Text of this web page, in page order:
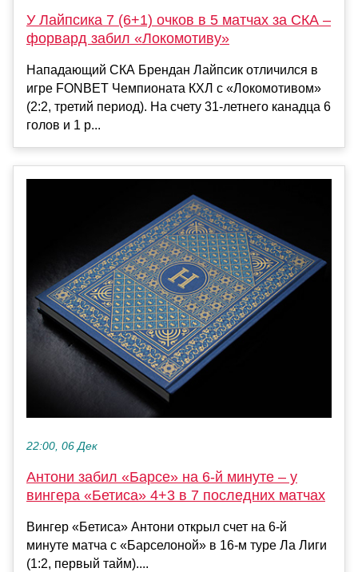
У Лайпсика 7 (6+1) очков в 5 матчах за СКА –
форвард забил «Локомотиву»
Нападающий СКА Брендан Лайпсик отличился в
игре FONBET Чемпионата КХЛ с «Локомотивом»
(2:2, третий период). На счету 31-летнего канадца 6
голов и 1 р...
22:00, 06 Дек
Антони забил «Барсе» на 6-й минуте – у
вингера «Бетиса» 4+3 в 7 последних матчах
Вингер «Бетиса» Антони открыл счет на 6-й
минуте матча с «Барселоной» в 16-м туре Ла Лиги
(1:2, первый тайм)....